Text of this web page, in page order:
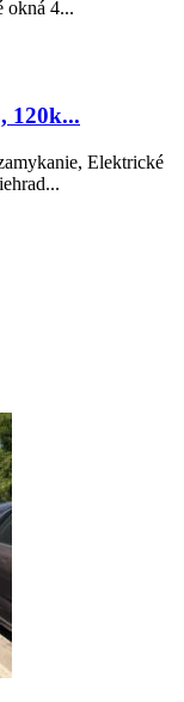
okná 4...
120k...
Elektrické